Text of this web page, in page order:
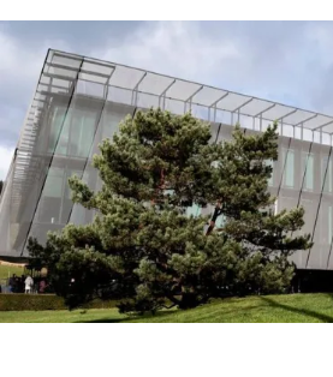
ФУТЗАЛ
ВЕЛОСПОРТ
ЧМ-2026
ДРУГИЕ
БУКМЕКЕРЫ